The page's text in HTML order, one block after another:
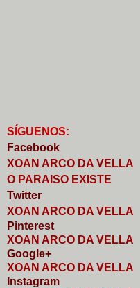
S GUENOS:
Facebook
XOAN ARCO DA VELLA
O PARAISO EXISTE
Twitter
XOAN ARCO DA VELLA
Pinterest
XOAN ARCO DA VELLA
Google+
XOAN ARCO DA VELLA
nstagram